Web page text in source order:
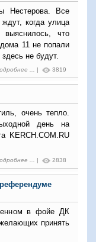
Нестерова. Все
когда улица
что
11 не попали
не будут.
... | 3819
очень тепло.
день на
KERCH.COM.RU
... | 2838
в фойе ДК
принять